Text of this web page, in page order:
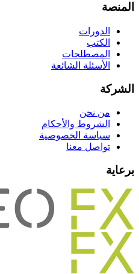
المنصة
الدورات
الكتب
المصطلحات
الأسئلة الشائعة
الشركة
من نحن
الشروط والأحكام
سياسة الخصوصية
تواصل معنا
برعاية